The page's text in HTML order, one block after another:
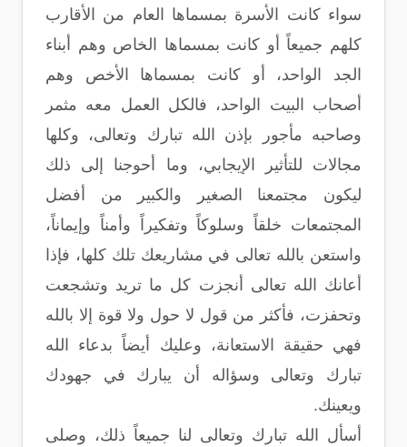
سواء كانت الأسرة بمسماها العام من الأقارب
كلهم جميعاً أو كانت بمسماها الخاص وهم أبناء
الجد الواحد، أو كانت بمسماها الأخص وهم
أصحاب البيت الواحد، فالكل العمل معه مثمر
وصاحبه مأجور بإذن الله تبارك وتعالى، وكلها
مجالات للتأثير الإيجابي، وما أحوجنا إلى ذلك
ليكون مجتمعنا الصغير والكبير من أفضل
المجتمعات خلقاً وسلوكاً وتفكيراً وأمناً وإيماناً،
واستعن بالله تعالى في مشاريعك تلك كلها، فإذا
أعانك الله تعالى أنجزت كل ما تريد وتشجعت
وتحفزت، فأكثر من قول لا حول ولا قوة إلا بالله
فهي حقيقة الاستعانة، وعليك أيضاً بدعاء الله
تبارك وتعالى وسؤاله أن يبارك في جهودك
ويعينك.
أسأل الله تبارك وتعالى لنا جميعاً ذلك، وصلى